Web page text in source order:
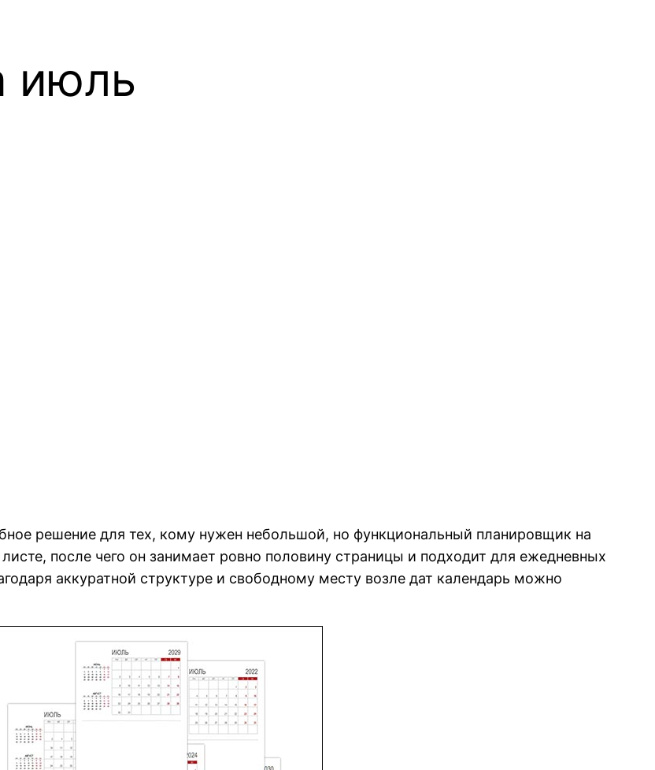
июль
решение для тех, кому нужен небольшой, но функциональный планировщик на
после чего он занимает ровно половину страницы и подходит для ежедневных
аккуратной структуре и свободному месту возле дат календарь можно